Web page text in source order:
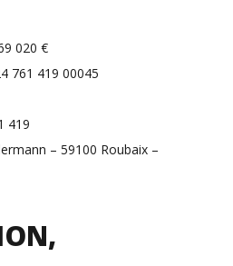
020 €
761 419 00045
419
– 59100 Roubaix –